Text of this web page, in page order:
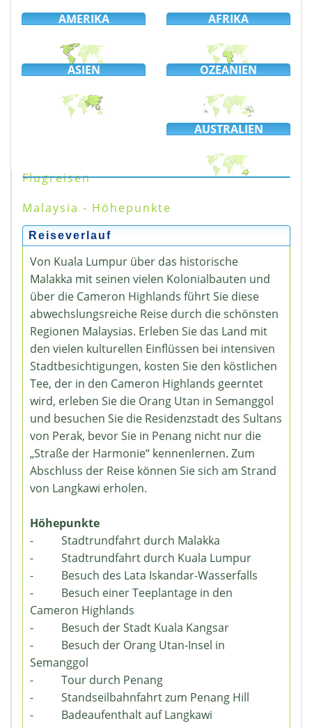
AMERIKA AFRIKA
ASIEN OZEANIEN
AUSTRALIEN
Flugreisen
Malaysia - Höhepunkte
Reiseverlauf
Von Kuala Lumpur über das historische
Malakka mit seinen vielen Kolonialbauten und
über die Cameron Highlands führt Sie diese
abwechslungsreiche Reise durch die schönsten
Regionen Malaysias. Erleben Sie das Land mit
den vielen kulturellen Einflüssen bei intensiven
Stadtbesichtigungen, kosten Sie den köstlichen
Tee, der in den Cameron Highlands geerntet
wird, erleben Sie die Orang Utan in Semanggol
und besuchen Sie die Residenzstadt des Sultans
von Perak, bevor Sie in Penang nicht nur die
„Straße der Harmonie“ kennenlernen. Zum
Abschluss der Reise können Sie sich am Strand
von Langkawi erholen.
Höhepunkte
- Stadtrundfahrt durch Malakka
- Stadtrundfahrt durch Kuala Lumpur
- Besuch des Lata Iskandar-Wasserfalls
- Besuch einer Teeplantage in den
Cameron Highlands
- Besuch der Stadt Kuala Kangsar
- Besuch der Orang Utan-Insel in
Semanggol
- Tour durch Penang
- Standseilbahnfahrt zum Penang Hill
- Badeaufenthalt auf Langkawi